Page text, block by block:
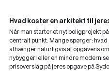
Hvad koster en arkitekt til
Når man starter et nyt boligprojekt
centralt punkt. Mange spørger:
afhænger naturligvis af opgavens
nybyggeri eller en mindre
prisoverslag på jeres opgave på